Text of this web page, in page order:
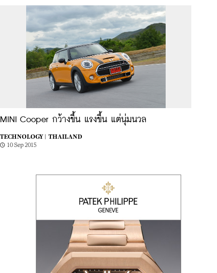
MINI Cooper กว้างขึ้น แรงขึ้น แต่นุ่มนวล
TECHNOLOGY |
THAILAND
10 Sep 2015